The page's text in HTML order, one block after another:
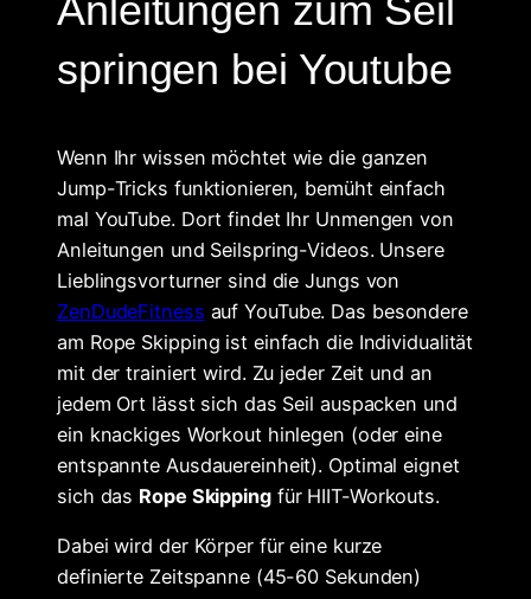
Anleitungen zum Seil
springen bei Youtube
Wenn Ihr wissen möchtet wie die ganzen
Jump-Tricks funktionieren, bemüht einfach
mal YouTube. Dort findet Ihr Unmengen von
Anleitungen und Seilspring-Videos. Unsere
Lieblingsvorturner sind die Jungs von
ZenDudeFitness auf YouTube. Das besondere
am Rope Skipping ist einfach die Individualität
mit der trainiert wird. Zu jeder Zeit und an
jedem Ort lässt sich das Seil auspacken und
ein knackiges Workout hinlegen (oder eine
entspannte Ausdauereinheit). Optimal eignet
sich das Rope Skippingfür HIIT-Workouts.
Dabei wird der Körper für eine kurze
definierte Zeitspanne (45-60 Sekunden)